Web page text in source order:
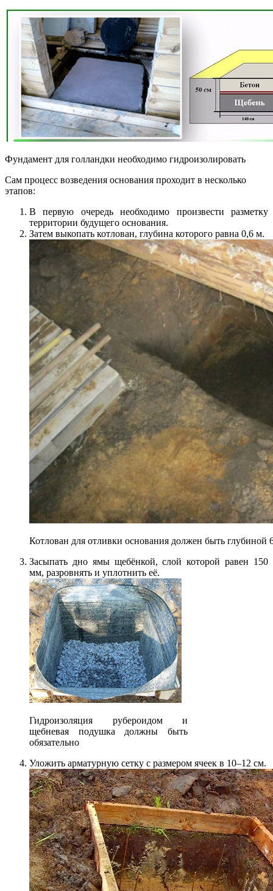
Фундамент для голландки необходимо гидроизолировать
Сам процесс возведения основания проходит в несколько
этапов:
В первую очередь необходимо произвести разметку
территории будущего основания.
Затем выкопать котлован, глубина которого равна 0,6 м.
Котлован для отливки основания должен быть глубиной
Засыпать дно ямы щебёнкой, слой которой равен 150
мм, разровнять и уплотнить её.
Гидроизоляция рубероидом и
щебневая подушка должны быть
обязательно
Уложить арматурную сетку с размером ячеек в 10–12 см.